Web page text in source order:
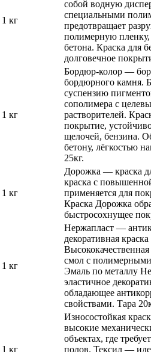
1 кг
собой водную
специальными
предотвращает
полимерную пленку,
бетона. Краска для
долговечное
1 кг
Бордюр-колор —
бордюрного камня.
суспензию
сополимера с
растворителей.
покрытие,
щелочей, бензина.
бетону, лёгкостью
25кг.
1 кг
Дорожка — краска
краска с
применяется для
Краска Дорожка
быстросохнущее
1 кг
Нержапласт —
декоративная
смол с полимерными
Эмаль по металлу
эластичное
обладающее
свойствами. Тара
1 кг
Износостойкая
высокие
объектах, где
полов. Тексил —